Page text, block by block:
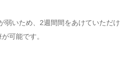
弱いため、2週間間をあけていただけ
可能です。